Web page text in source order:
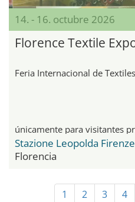
14. - 16. octubre 2026
Florence Textile
Feria Internacional de
únicamente para visitantes
Stazione Leopolda Firenze
Florencia
1 2 3 4